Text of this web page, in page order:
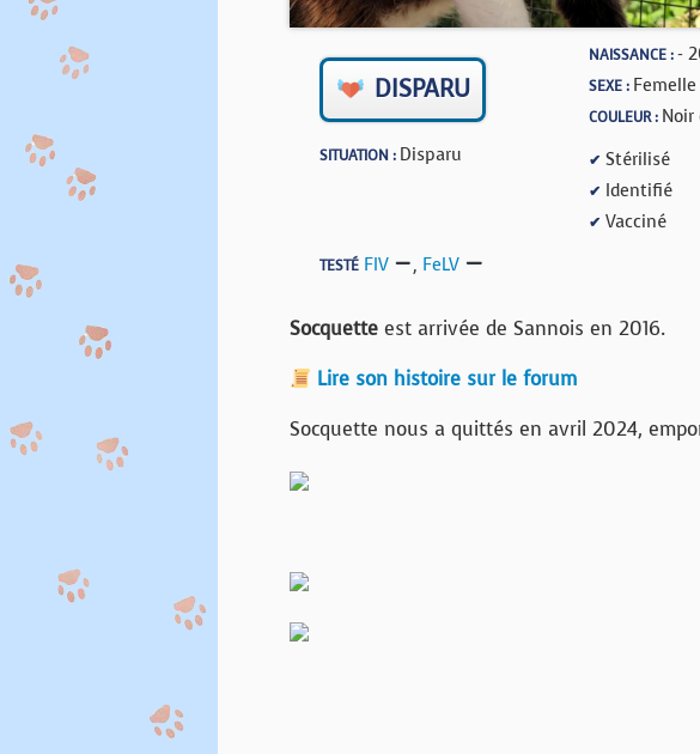
DISPARU
SITUATION : Disparu
NAISSANCE :-
SEXE : Femelle
COULEUR :
✔ Stérilisé
✔ Identifié
✔ Vacciné
TESTÉ FIV , FeLV
Socquette est arrivée de Sannois en 2016.
Lire son histoire sur le forum
Socquette nous a quittés en avril 2024,